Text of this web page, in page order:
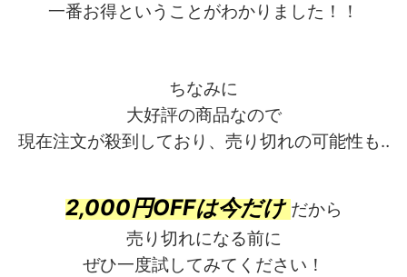
一番お得ということがわかりました！！
ちなみに
大好評の商品なので
現在注文が殺到しており、売り切れの可能性も‥
2,000円OFFは今だけだから
売り切れになる前に
ぜひ一度試してみてください！